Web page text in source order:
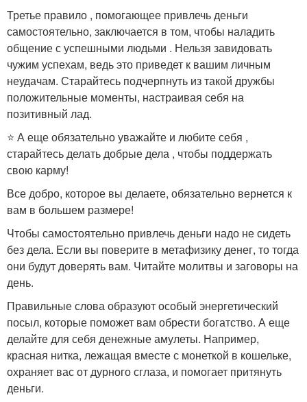
Третье правило , помогающее привлечь деньги
самостоятельно, заключается в том, чтобы наладить
общение с успешными людьми . Нельзя завидовать
чужим успехам, ведь это приведет к вашим личным
неудачам. Старайтесь подчерпнуть из такой дружбы
положительные моменты, настраивая себя на
позитивный лад.
⭐️ А еще обязательно уважайте и любите себя ,
старайтесь делать добрые дела , чтобы поддержать
свою карму!
Все добро, которое вы делаете, обязательно вернется к
вам в большем размере!
Чтобы самостоятельно привлечь деньги надо не сидеть
без дела. Если вы поверите в метафизику денег, то тогда
они будут доверять вам. Читайте молитвы и заговоры на
день.
Правильные слова образуют особый энергетический
посыл, которые поможет вам обрести богатство. А еще
делайте для себя денежные амулеты. Например,
красная нитка, лежащая вместе с монеткой в кошельке,
охраняет вас от дурного сглаза, и помогает притянуть
деньги.